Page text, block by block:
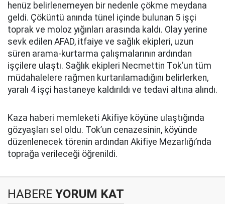
henüz belirlenemeyen bir nedenle çökme meydana
geldi. Çöküntü anında tünel içinde bulunan 5 işçi
toprak ve moloz yığınları arasında kaldı. Olay yerine
sevk edilen AFAD, itfaiye ve sağlık ekipleri, uzun
süren arama-kurtarma çalışmalarının ardından
işçilere ulaştı. Sağlık ekipleri Necmettin Tok’un tüm
müdahalelere rağmen kurtarılamadığını belirlerken,
yaralı 4 işçi hastaneye kaldırıldı ve tedavi altına alındı.
Kaza haberi memleketi Akifiye köyüne ulaştığında
gözyaşları sel oldu. Tok’un cenazesinin, köyünde
düzenlenecek törenin ardından Akifiye Mezarlığı’nda
toprağa verileceği öğrenildi.
HABERE YORUM KAT